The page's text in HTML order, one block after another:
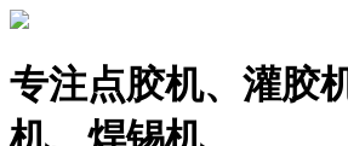
专注点胶机、灌胶